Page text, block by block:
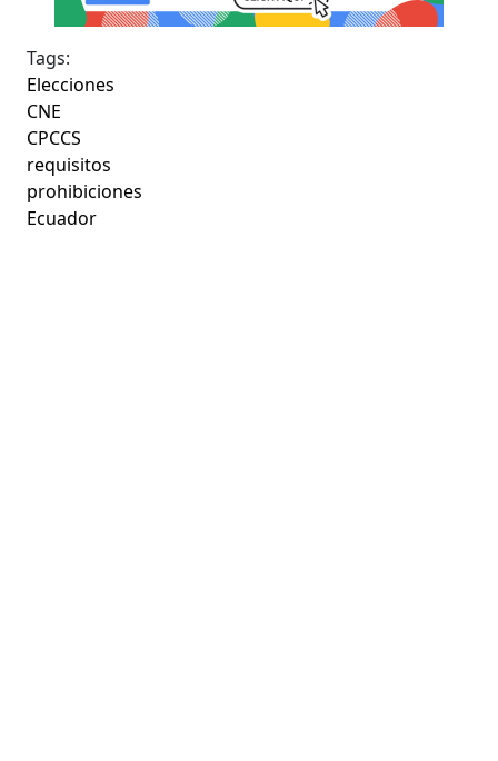
Tags:
Elecciones
CNE
CPCCS
requisitos
prohibiciones
Ecuador